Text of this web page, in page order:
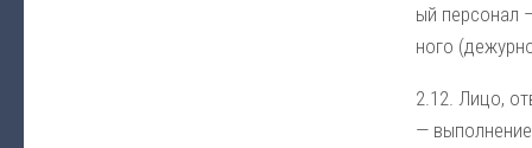
ый пер­со­нал
но­го
2.12. Ли­цо,
—